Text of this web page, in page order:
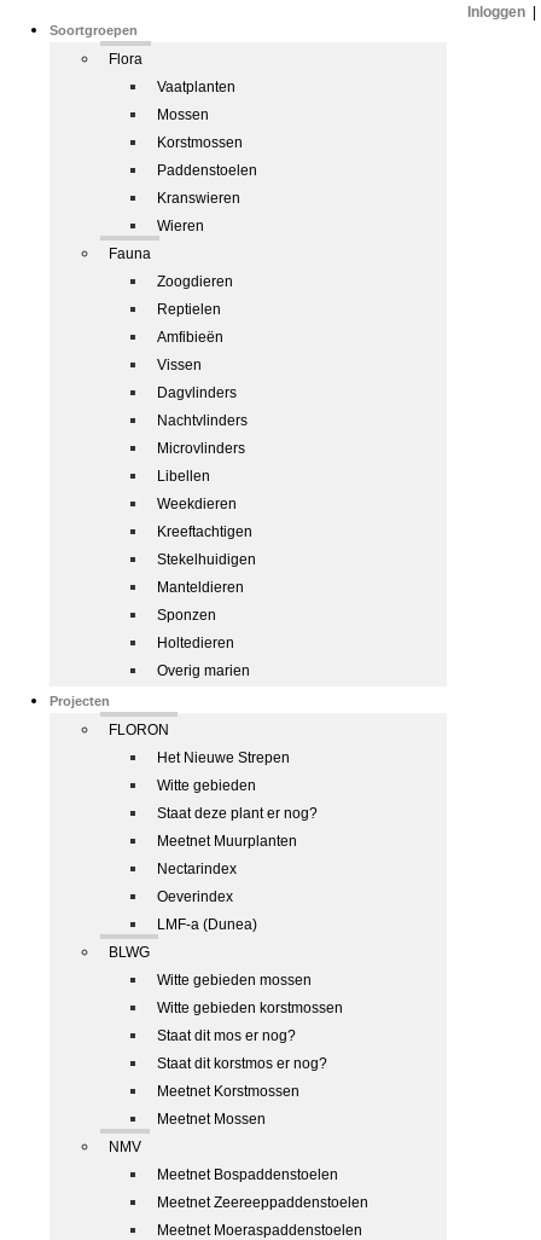
Soortgroepen
Flora
Vaatplanten
Mossen
Korstmossen
Paddenstoelen
Kranswieren
Wieren
Fauna
Zoogdieren
Reptielen
Amfibieën
Vissen
Dagvlinders
Nachtvlinders
Microvlinders
Libellen
Weekdieren
Kreeftachtigen
Stekelhuidigen
Manteldieren
Sponzen
Holtedieren
Overig marien
Projecten
FLORON
Het Nieuwe Strepen
Witte gebieden
Staat deze plant er nog?
Meetnet Muurplanten
Nectarindex
Oeverindex
LMF-a (Dunea)
BLWG
Witte gebieden mossen
Witte gebieden korstmossen
Staat dit mos er nog?
Staat dit korstmos er nog?
Meetnet Korstmossen
Meetnet Mossen
NMV
Meetnet Bospaddenstoelen
Meetnet Zeereeppaddenstoelen
Meetnet Moeraspaddenstoelen
Inloggen